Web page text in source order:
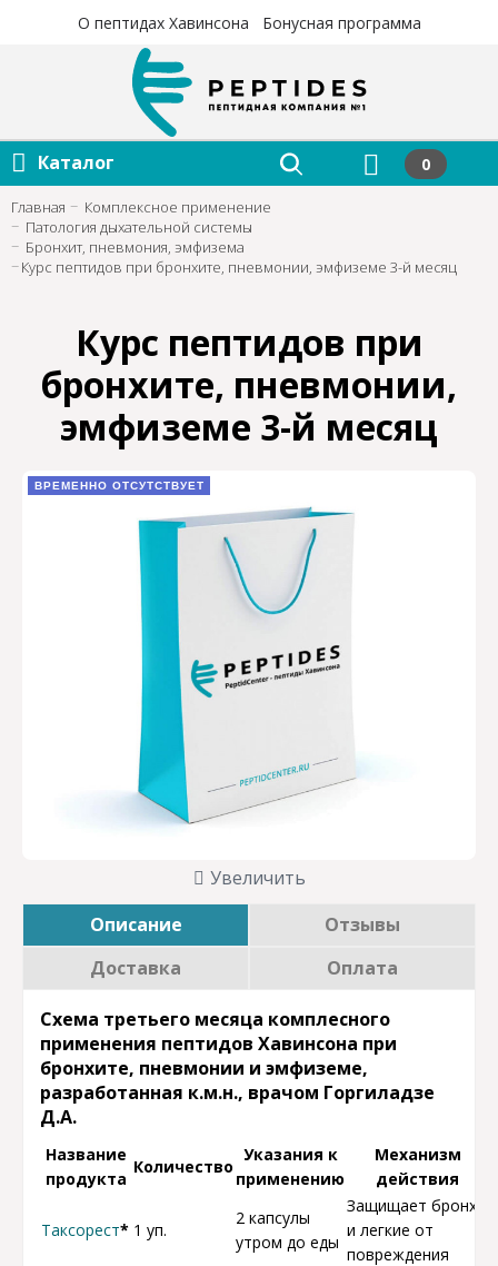
О пептидах Хавинсона Бонусная программа
Каталог 0
Главная
Комплексное применение
Патология дыхательной системы
Бронхит, пневмония, эмфизема
Курс пептидов при бронхите, пневмонии, эмфиземе 3-й месяц
Курс пептидов при
бронхите, пневмонии,
эмфиземе 3-й месяц
ВРЕМЕННО ОТСУТСТВУЕТ
Увеличить
Описание
Отзывы
Доставка
Оплата
Схема третьего месяца комплесного
применения пептидов Хавинсона при
бронхите, пневмонии и эмфиземе,
разработанная к.м.н., врачом Горгиладзе
Д.А.
Название
продукта
Количество
Указания к
применению
Механизм
действия
Таксорест* 1 уп.
2 капсулы
утром до еды
Защищает бронхи
и легкие от
повреждения